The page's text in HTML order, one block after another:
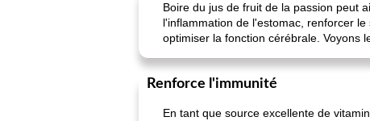
Boire du jus de fruit de la passion peut
l'inflammation de l'estomac, renforcer
optimiser la fonction cérébrale. Voyons
Renforce l'immunité
En tant que source excellente de